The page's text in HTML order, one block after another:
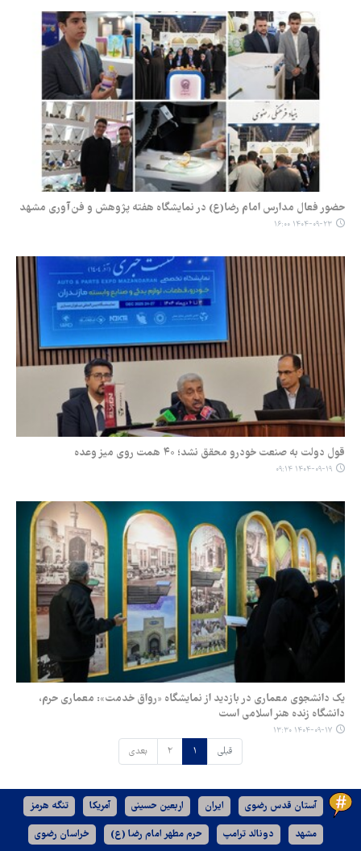
حضور فعال مدارس امام رضا(ع) در نمایشگاه هفته پژوهش و فن‌آوری مشهد
۱۴۰۴-۰۹-۲۳ ۱۶:۰۰
قول دولت به صنعت خودرو محقق نشد؛ ۴۰ همت روی میز وعده
۱۴۰۴-۰۹-۱۹ ۰۹:۱۴
یک دانشجوی معماری در بازدید از نمایشگاه «رواق خدمت»: معماری حرم،
دانشگاه زنده هنر اسلامی است
۱۴۰۴-۰۹-۱۷ ۱۳:۳۰
قبلی ۱ ۲ بعدی
آستان قدس رضوی ایران اربعین حسینی آمریکا تنگه هرمز
مشهد دونالد ترامپ حرم مطهر امام رضا (ع) خراسان رضوی